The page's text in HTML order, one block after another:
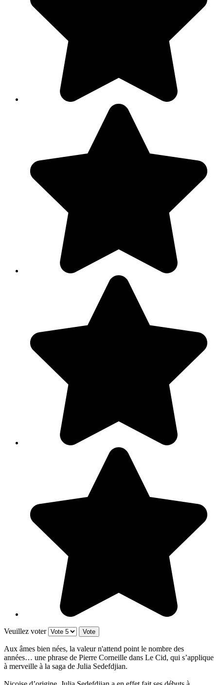
Veuillez voter
Aux âmes bien nées, la valeur n'attend point le nombre des
années… une phrase de Pierre Corneille dans Le Cid, qui s’applique
à merveille à la saga de Julia Sedefdjian.